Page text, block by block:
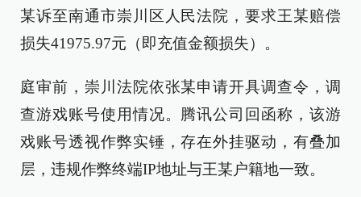
某诉至南通市崇川区人民法院，要求王某赔偿
损失41975.97元（即充值金额损失）。
庭审前，崇川法院依张某申请开具调查令，调
查游戏账号使用情况。腾讯公司回函称，该游
戏账号透视作弊实锤，存在外挂驱动，有叠加
层，违规作弊终端IP地址与王某户籍地一致。